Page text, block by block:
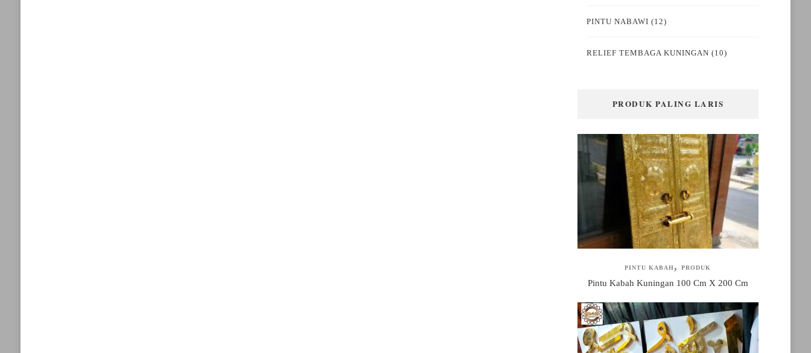
PINTU NABAWI (12)
RELIEF TEMBAGA KUNINGAN (10)
PRODUK PALING LARIS
PINTU KABAH PRODUK
Pintu Kabah Kuningan 100 Cm X 200 Cm